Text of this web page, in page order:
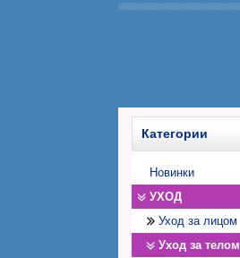
Категории
Новинки
УХОД
Уход за лицом
Дневной крем
Уход за телом